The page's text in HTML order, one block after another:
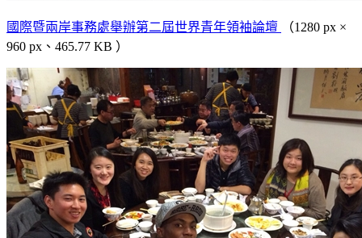
國際暨兩岸事務處舉辦第二屆世界青年領袖論壇
（1280 px ×
960 px、465.77 KB ）